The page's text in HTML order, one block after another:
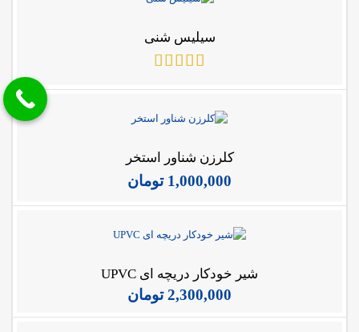
سیلیس شنی
کلرزن شناور استخر
1,000,000 تومان
شیر خودکار دریچه ای UPVC
2,300,000 تومان